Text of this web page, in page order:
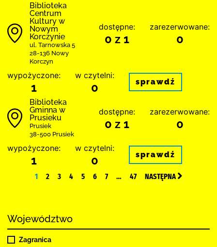
Biblioteka
Centrum
Kultury w
Nowym
Korczynie
ul. Tarnowska 5
28-136 Nowy
Korczyn
dostępne:
0 z 1
zarezerwowane:
0
wypożyczone:
1
w czytelni:
0 sprawdź
Biblioteka
Gminna w
Prusieku
Prusiek
38-500 Prusiek
dostępne:
0 z 1
zarezerwowane:
0
wypożyczone:
1
w czytelni:
0 sprawdź
1 2 3 4 5 6 7 … 47 NASTĘPNA
Województwo
Zagranica